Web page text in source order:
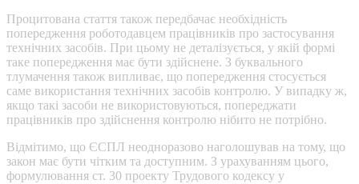
Процитована стаття також передбачає необхідність
попередження роботодавцем працівників про застосування
технічних засобів. При цьому не деталізується, у якій формі
таке попередження має бути здійснене. З буквального
тлумачення також випливає, що попередження стосується
саме використання технічних засобів контролю. У випадку ж,
якщо такі засоби не використовуються, попереджати
працівників про здійснення контролю нібито не потрібно.
Відмітимо, що ЄСПЛ неодноразово наголошував на тому, що
закон має бути чітким та доступним. З урахуванням цього,
формулювання ст. 30 проекту Трудового кодексу у